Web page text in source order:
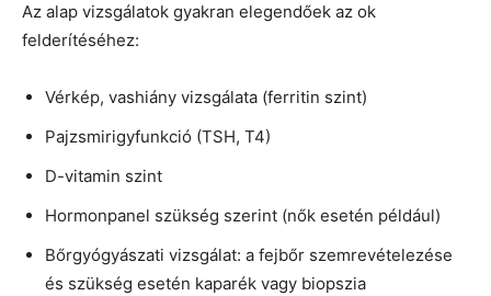
Az alap vizsgálatok gyakran elegendőek az ok
felderítéséhez:
Vérkép, vashiány vizsgálata (ferritin szint)
Pajzsmirigyfunkció (TSH, T4)
D-vitamin szint
Hormonpanel szükség szerint (nők esetén például)
Bőrgyógyászati vizsgálat: a fejbőr szemrevételezése
és szükség esetén kaparék vagy biopszia